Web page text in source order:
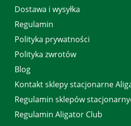
Dostawa i wysyłka
Regulamin
Polityka prywatności
Polityka zwrotów
Blog
Kontakt sklepy stacjonarne
Regulamin sklepów
Regulamin Aligator Club